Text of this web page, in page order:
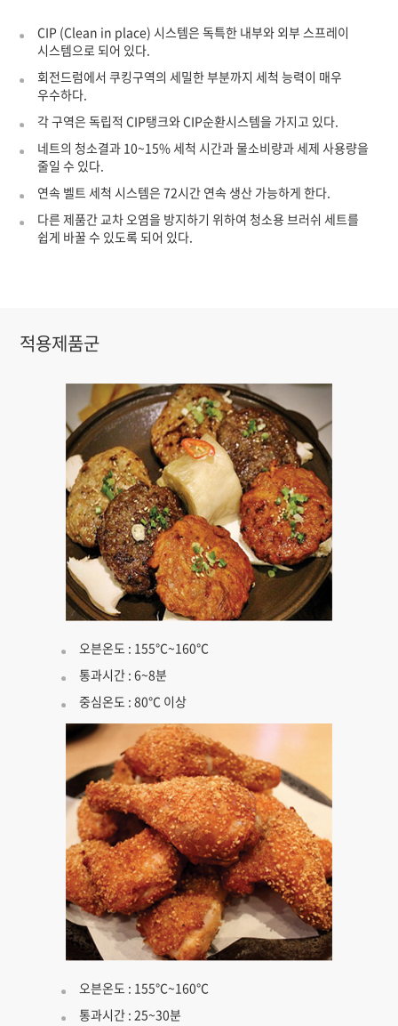
CIP (Clean in place) 시스템은 독특한 내부와 외부 스프레이
시스템으로 되어 있다.
회전드럼에서 쿠킹구역의 세밀한 부분까지 세척 능력이 매우
우수하다.
각 구역은 독립적 CIP탱크와 CIP순환시스템을 가지고 있다.
네트의 청소결과 10~15% 세척 시간과 물소비량과 세제 사용량을
줄일 수 있다.
연속 벨트 세척 시스템은 72시간 연속 생산 가능하게 한다.
다른 제품간 교차 오염을 방지하기 위하여 청소용 브러쉬 세트를
쉽게 바꿀 수 있도록 되어 있다.
적용제품군
오븐온도 : 155℃~160℃
통과시간 : 6~8분
중심온도 : 80℃ 이상
오븐온도 : 155℃~160℃
통과시간 : 25~30분